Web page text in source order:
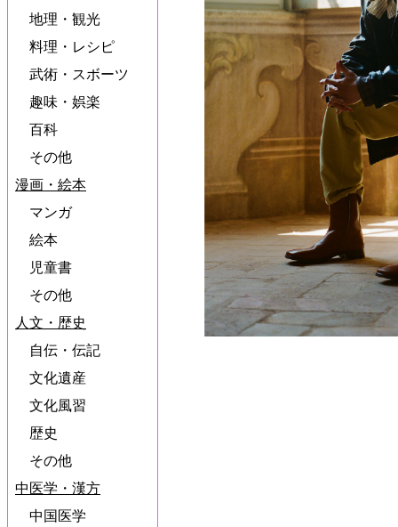
地理・観光
料理・レシピ
武術・スボーツ
趣味・娯楽
百科
その他
漫画・絵本
マンガ
絵本
児童書
その他
人文・歴史
自伝・伝記
文化遺産
文化風習
歴史
その他
中医学・漢方
中国医学